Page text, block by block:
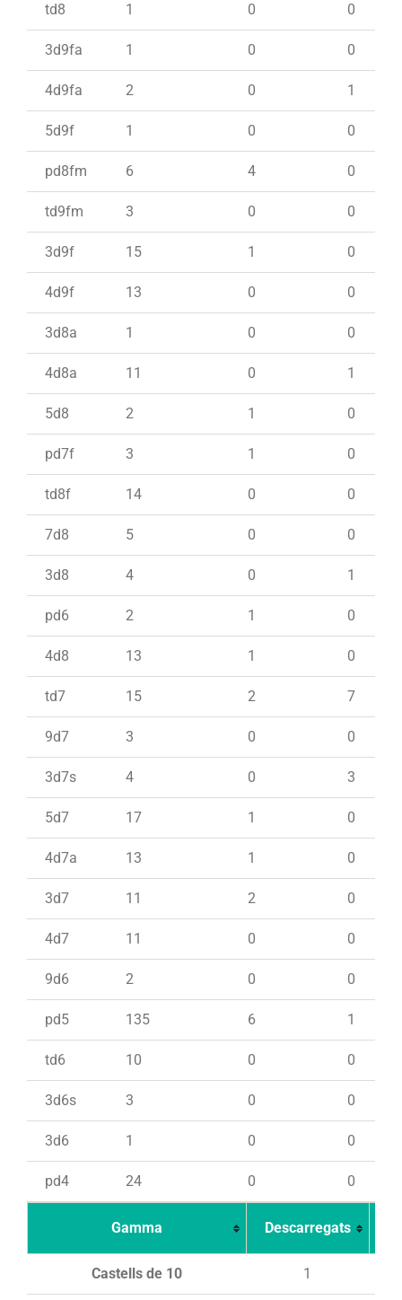
td8 1 0 0
3d9fa 1 0 0
4d9fa 2 0 1
5d9f 1 0 0
pd8fm 6 4 0
td9fm 3 0 0
3d9f 15 1 0
4d9f 13 0 0
3d8a 1 0 0
4d8a 11 0 1
5d8 2 1 0
pd7f 3 1 0
td8f 14 0 0
7d8 5 0 0
3d8 4 0 1
pd6 2 1 0
4d8 13 1 0
td7 15 2 7
9d7 3 0 0
3d7s 4 0 3
5d7 17 1 0
4d7a 13 1 0
3d7 11 2 0
4d7 11 0 0
9d6 2 0 0
pd5 135 6 1
td6 10 0 0
3d6s 3 0 0
3d6 1 0 0
pd4 24 0 0
Gamma Descarregats
Castells de 10 1